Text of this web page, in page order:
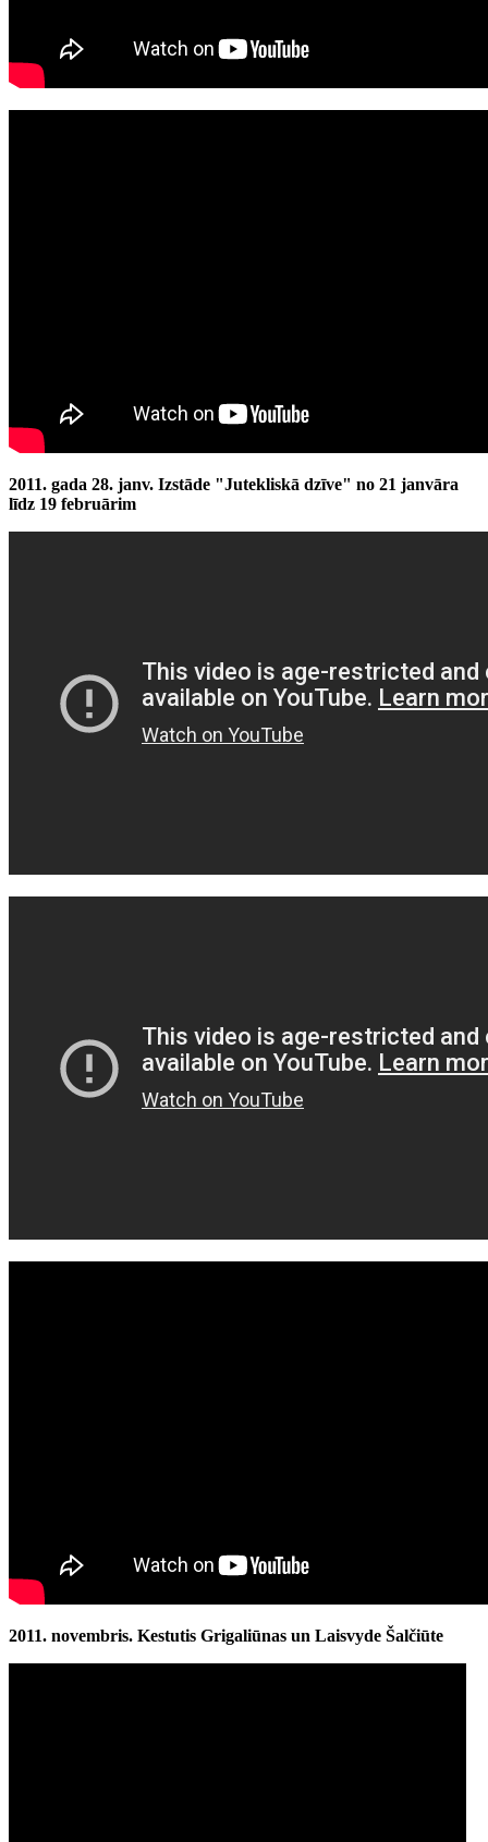
2011. gada 28. janv. Izstāde "Jutekliskā dzīve" no 21 janvāra
līdz 19 februārim
2011. novembris. Kestutis Grigaliūnas un Laisvyde Šalčiūte